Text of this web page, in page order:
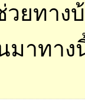
วยทาง
มาทาง